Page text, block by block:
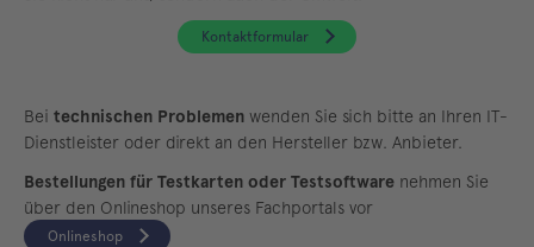
Kontaktformular
Bei technischen Problemen wenden Sie sich bitte an Ihren IT-
Dienstleister oder direkt an den Hersteller bzw. Anbieter.
Bestellungen für Testkarten oder Testsoftware nehmen Sie
über den Onlineshop unseres Fachportals vor
Onlineshop